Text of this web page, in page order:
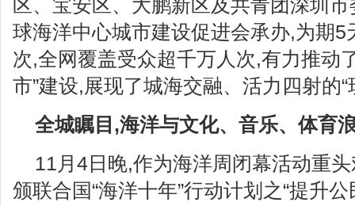
区、宝安区、大鹏新区及共青团深圳
球海洋中心城市建设促进会承办,为期5
次,全网覆盖受众超千万人次,有力推动
市”建设,展现了城海交融、活力四射的
全城瞩目,海洋与文化、音乐、体育
11月4日晚,作为海洋周闭幕活动重
颁联合国“海洋十年”行动计划之“提升